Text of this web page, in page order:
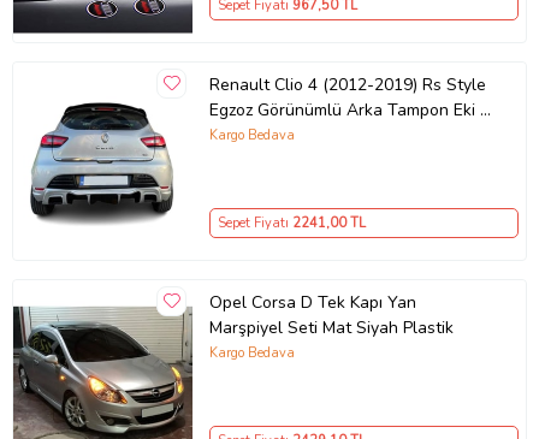
Sepet Fiyatı 967,50 TL
Renault Clio 4 (2012-2019) Rs Style
Egzoz Görünümlü Arka Tampon Eki -
Difüzör (Plastik)
Kargo Bedava
Sepet Fiyatı 2241,00 TL
Opel Corsa D Tek Kapı Yan
Marşpiyel Seti Mat Siyah Plastik
Kargo Bedava